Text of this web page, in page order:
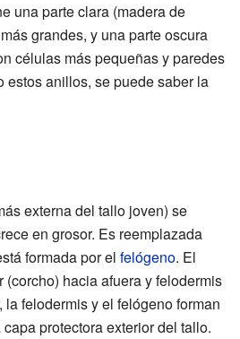
una parte clara (madera de
grandes, y una parte oscura
células más pequeñas y paredes
estos anillos, se puede saber la
externa del tallo joven) se
en grosor. Es reemplazada
formada por el felógeno. El
hacia afuera y felodermis
la felodermis y el felógeno forman
protectora exterior del tallo.